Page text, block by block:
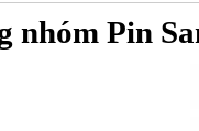
nhóm Pin